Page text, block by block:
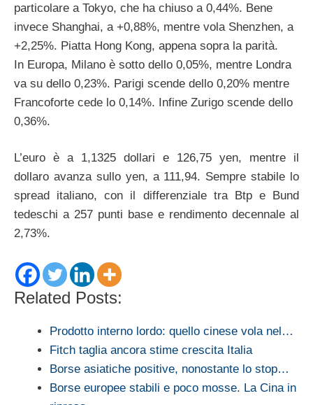
particolare a Tokyo, che ha chiuso a 0,44%. Bene
invece Shanghai, a +0,88%, mentre vola Shenzhen, a
+2,25%. Piatta Hong Kong, appena sopra la parità.
In Europa, Milano è sotto dello 0,05%, mentre Londra
va su dello 0,23%. Parigi scende dello 0,20% mentre
Francoforte cede lo 0,14%. Infine Zurigo scende dello
0,36%.
L’euro è a 1,1325 dollari e 126,75 yen, mentre il
dollaro avanza sullo yen, a 111,94. Sempre stabile lo
spread italiano, con il differenziale tra Btp e Bund
tedeschi a 257 punti base e rendimento decennale al
2,73%.
Related Posts:
Prodotto interno lordo: quello cinese vola nel…
Fitch taglia ancora stime crescita Italia
Borse asiatiche positive, nonostante lo stop…
Borse europee stabili e poco mosse. La Cina in